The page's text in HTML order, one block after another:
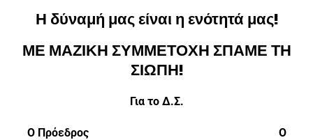
Η δύναμή μας είναι η ενότητά μας!
ΜΕ ΜΑΖΙΚΗ ΣΥΜΜΕΤΟΧΗ ΣΠΑΜΕ ΤΗ
ΣΙΩΠΗ!
Για το Δ.Σ.
Ο Πρόεδρος Ο